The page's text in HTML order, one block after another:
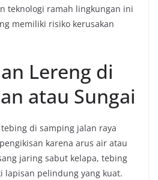
teknologi ramah lingkungan ini
memiliki risiko kerusakan
Lereng di
atau Sungai
di samping jalan raya
karena arus air atau
jaring sabut kelapa, tebing
lapisan pelindung yang kuat.